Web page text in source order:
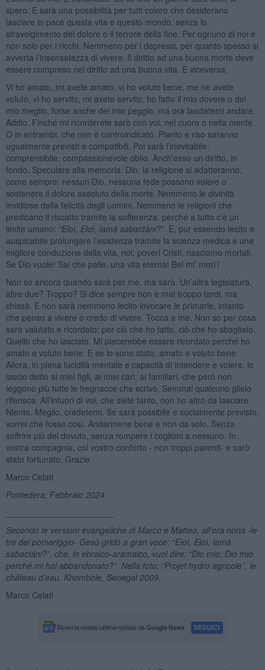
spero. E sarà una possibilità per tutti coloro che desiderano
lasciare in pace questa vita e questo mondo, senza lo
stravolgimento del dolore o il terrore della fine. Per ognuno di noi e
non solo per i ricchi. Nemmeno per i depressi, per quanto spesso si
avverta l’insensatezza di vivere. Il diritto ad una buona morte deve
essere compreso nel diritto ad una buona vita. E viceversa.
Vi ho amato, mi avete amato, vi ho voluto bene, me ne avete
voluto, vi ho servito, mi avete servito, ho fatto il mio dovere o del
mio meglio, forse anche del mio peggio, ma ora lasciatemi andare.
Addio. Finché mi ricorderete sarò con voi, nel cuore o nella mente.
O in entrambi, che non è controindicato. Pianto e riso saranno
ugualmente previsti e compatibili. Poi sarà l’inevitabile,
comprensibile, compassionevole oblio. Anch’esso un diritto, in
fondo. Speculare alla memoria. Dio, la religione si adatteranno,
come sempre: nessun Dio, nessuna fede possono volere o
sostenere il dolore assoluto della morte. Nemmeno le divinità
invidiose della felicità degli uomini. Nemmeno le religioni che
predicano il riscatto tramite la sofferenza, perché a tutto c’è un
limite umano: “Eloì , Eloì , lamà sabactáni?”. E, pur essendo lecito e
auspicabile prolungare l’esistenza tramite la scienza medica e una
migliore conduzione della vita, noi, poveri Cristi, nasciamo mortali.
Se Dio vuole! Sai che palle, una vita eterna! Bel mi’ mori’!
Non so ancora quando sarà per me, ma sarà. Un’altra legislatura,
altre due? Troppo? Si dice sempre non è mai troppo tardi, ma
chissà. E non sarà nemmeno lecito invocare le primarie, intanto
che penso a vivere o credo di vivere. Tocca a me. Non so per cosa
sarò valutato e ricordato: per ciò che ho fatto, ciò che ho sbagliato.
Quello che ho lasciato. Mi piacerebbe essere ricordato perché ho
amato o voluto bene. E se lo sono stato, amato e voluto bene.
Allora, in piena lucidità mentale e capacità di intendere e volere, lo
lascio detto ai miei figli, ai miei cari, ai familiari, che però non
leggono più tutte le fregnacce che scrivo. Semmai qualcuno glielo
riferisca. All’infuori di voi, che siete tanto, non ho altro da lasciare.
Niente. Meglio, credetemi. Se sarà possibile e socialmente previsto,
vorrei che fosse così. Andarmene bene e non da solo. Senza
soffrire più del dovuto, senza rompere i coglioni a nessuno. In
vostra compagnia, col vostro conforto - non troppi parenti- e sarò
stato fortunato. Grazie.
Marco Celati
Pontedera, Febbraio 2024
Secondo le versioni evangeliche di Marco e Matteo, all'ora nona -le
tre del pomeriggio- Gesù gridò a gran voce: “Eloì , Eloì , lamà
sabactáni?”, che, in ebraico-aramaico, vuol dire: “Dio mio, Dio mio,
perché mi hai abbandonato?”. Nella foto: “Projet hydro agricole”, le
château d’eau, Khombole, Senegal 2009.
Marco Celati